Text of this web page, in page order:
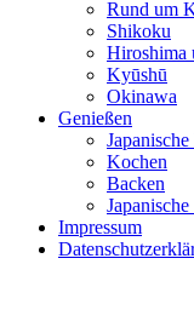
Rund um
Shikoku
Hiroshima
Kyūshū
Okinawa
Genießen
Kochen
Backen
Impressum